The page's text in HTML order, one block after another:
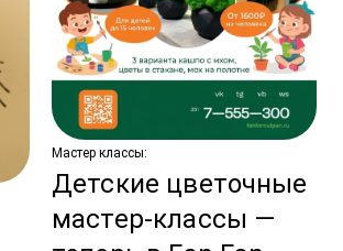
Мастер классы:
Детские цветочные
мастер-классы —